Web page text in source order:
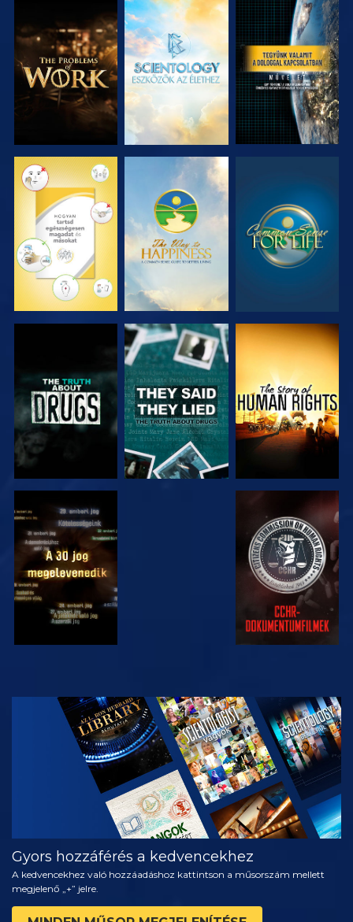
A SOROZAT
RÉSZEI
A SOROZAT
RÉSZEI
MŰSORNÉZÉS
MŰSORNÉZÉS MŰSORNÉZÉS MŰSORNÉZÉS
MŰSORNÉZÉS MŰSORNÉZÉS
MŰSORNÉZÉS MŰSORNÉZÉS
MŰSORNÉZÉS
A SOROZAT
RÉSZEI
Gyors hozzáférés a kedvencekhez
A kedvencekhez való hozzáadáshoz kattintson a műsorszám mellett
megjelenő „+” jelre.